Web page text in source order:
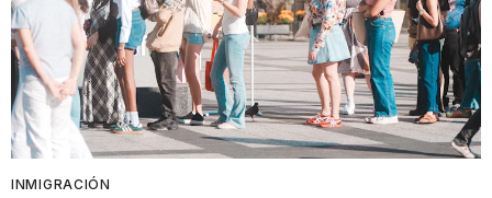
INMIGRACIÓN